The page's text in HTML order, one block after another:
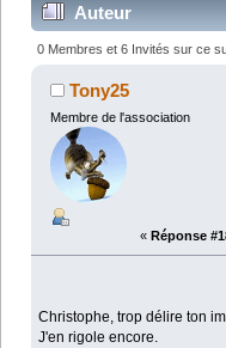
Auteur
d'Handicapé(e)s... (Lu
0 Membres et 6 Invités sur ce
Tony25
Membre de l'association
« Réponse
Christophe, trop délire ton
J'en rigole encore.